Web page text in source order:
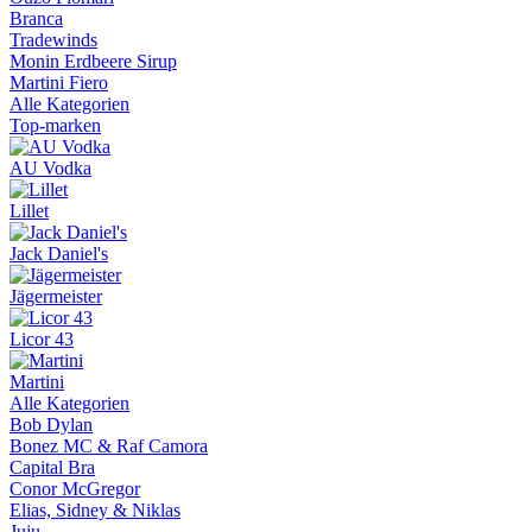
Branca
Tradewinds
Monin Erdbeere Sirup
Martini Fiero
Alle Kategorien
Top-marken
AU Vodka
Lillet
Jack Daniel's
Jägermeister
Licor 43
Martini
Alle Kategorien
Bob Dylan
Bonez MC & Raf Camora
Capital Bra
Conor McGregor
Elias, Sidney & Niklas